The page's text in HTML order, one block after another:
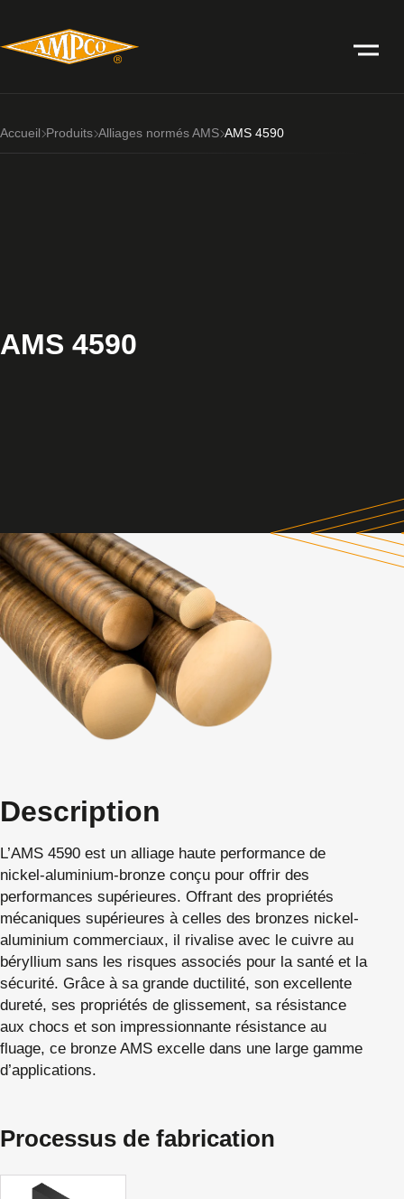
Accueil Produits Alliages normés AMS AMS 4590
AMS 4590
Description
L’AMS 4590 est un alliage haute performance de
nickel-aluminium-bronze conçu pour offrir des
performances supérieures. Offrant des propriétés
mécaniques supérieures à celles des bronzes nickel-
aluminium commerciaux, il rivalise avec le cuivre au
béryllium sans les risques associés pour la santé et la
sécurité. Grâce à sa grande ductilité, son excellente
dureté, ses propriétés de glissement, sa résistance
aux chocs et son impressionnante résistance au
fluage, ce bronze AMS excelle dans une large gamme
d’applications.
Processus de fabrication